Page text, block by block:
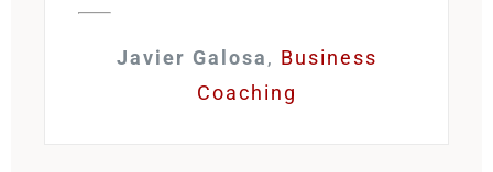
Javier Galosa, Business
Coaching